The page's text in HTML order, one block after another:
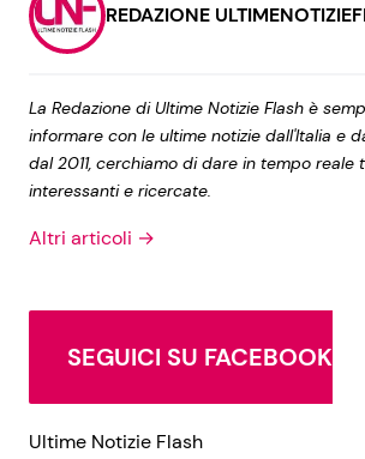
REDAZIONE
La Redazione di Ultime Notizie Flash è
informare con le ultime notizie dall'Italia e
dal 2011, cerchiamo di dare in tempo reale
interessanti e ricercate.
Altri articoli →
SEGUICI SU FACEBOOK
Ultime Notizie Flash